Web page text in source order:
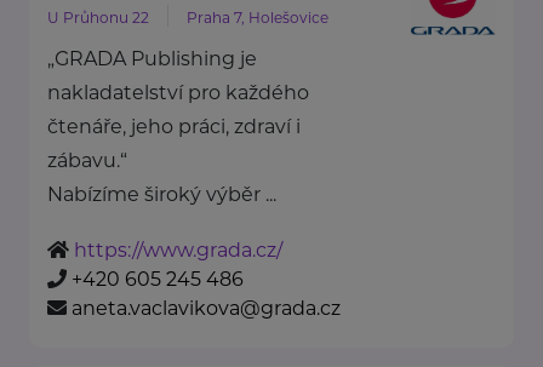
U Průhonu 22 Praha 7, Holešovice
„GRADA Publishing je
nakladatelství pro každého
čtenáře, jeho práci, zdraví i
zábavu.“
Nabízíme široký výběr ...
https://www.grada.cz/
+420 605 245 486
aneta.vaclavikova@grada.cz